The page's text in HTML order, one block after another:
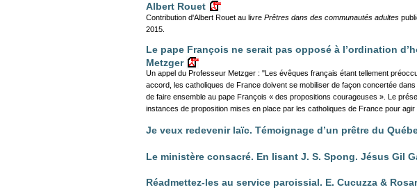
Albert Rouet
Contribution d'Albert Rouet au livre Prêtres dans des communautés adultes
2015.
Le pape François ne serait pas opposé à l’ordination
Metzger
Un appel du Professeur Metzger : "Les évêques français étant tellement
accord, les catholiques de France doivent se mobiliser de façon concertée
de faire ensemble au pape François « des propositions courageuses ». Le
instances de proposition mises en place par les catholiques de France pour
Je veux redevenir laïc. Témoignage d’un prêtre du
Le ministère consacré. En lisant J. S. Spong. Jésus Gil
Réadmettez-les au service paroissial. E. Cucuzza &